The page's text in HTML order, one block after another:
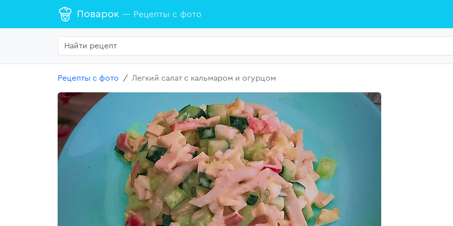
Поварок — Рецепты с фото
Рецепты с фото Легкий салат с кальмаром и огурцом